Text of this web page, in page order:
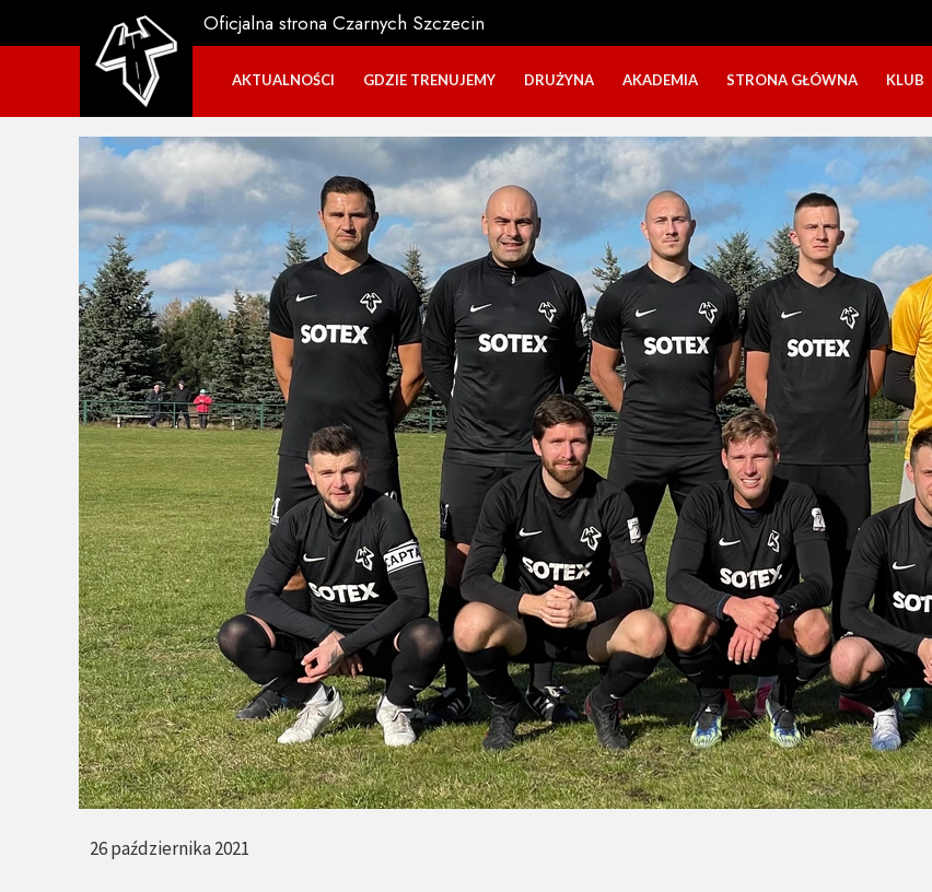
26 października 2021
Oficjalna strona Czarnych Szczecin
AKTUALNOŚCI GDZIE TRENUJEMY DRUŻYNA
DOŁĄCZ DO GRY
AKADEMIA
NABÓR DZIECI
SZTAB TRENERSKI
OPINIE RODZICÓW O OBOZACH
STRONA GŁÓWNA KLUB